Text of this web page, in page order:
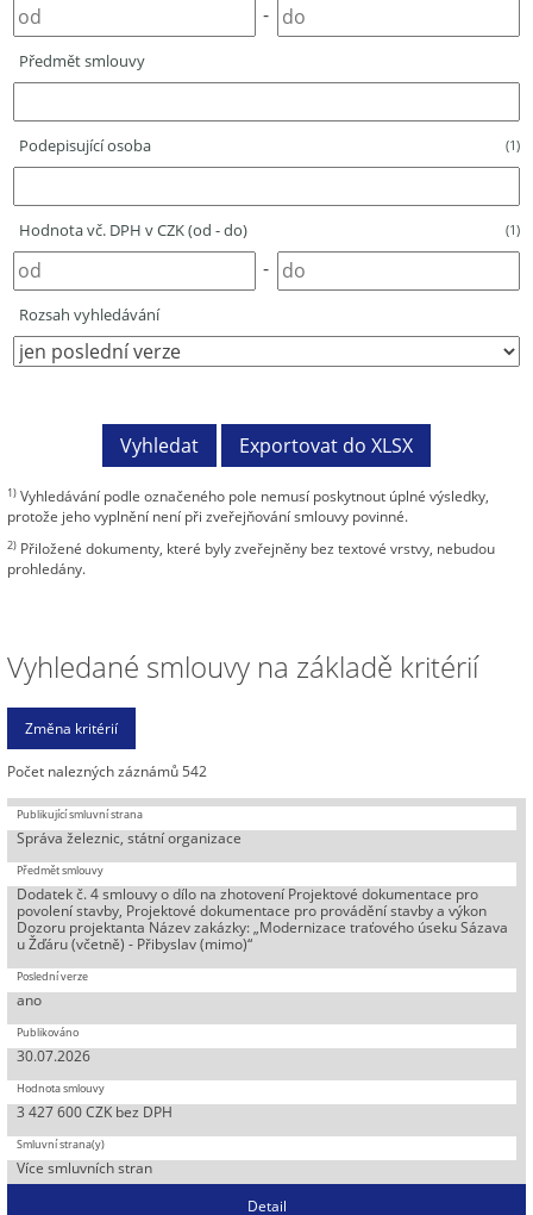
-
Předmět smlouvy
Podepisující osoba (1)
Hodnota vč. DPH v CZK (od - do) (1)
-
Rozsah vyhledávání
1) Vyhledávání podle označeného pole nemusí poskytnout úplné výsledky,
protože jeho vyplnění není při zveřejňování smlouvy povinné.
2) Přiložené dokumenty, které byly zveřejněny bez textové vrstvy, nebudou
prohledány.
Vyhledané smlouvy na základě kritérií
Počet nalezných záznámů 542
Správa železnic, státní organizace
Dodatek č. 4 smlouvy o dílo na zhotovení Projektové dokumentace pro
povolení stavby, Projektové dokumentace pro provádění stavby a výkon
Dozoru projektanta Název zakázky: „Modernizace traťového úseku Sázava
u Žďáru (včetně) - Přibyslav (mimo)“
ano
30.07.2026
3 427 600 CZK bez DPH
Více smluvních stran
Detail